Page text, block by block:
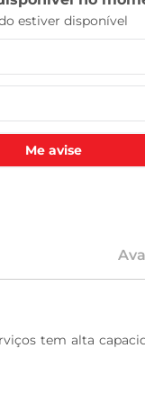
Me avise
tem alta